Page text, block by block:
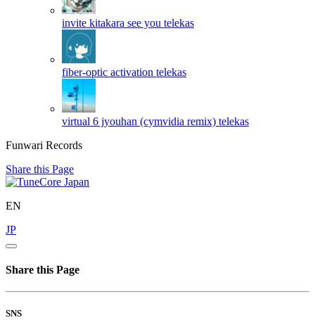
invite kitakara see you telekas
fiber-optic activation telekas
virtual 6 jyouhan (cymvidia remix) telekas
Funwari Records
Share this Page
EN
JP
Share this Page
SNS